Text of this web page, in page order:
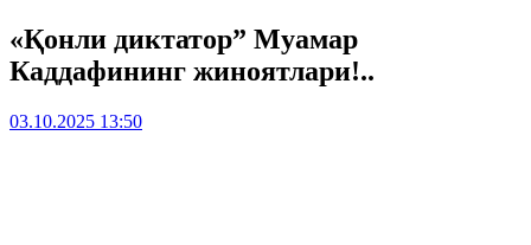
«Қонли диктатор” Муамар
Каддафининг жиноятлари!..
03.10.2025 13:50